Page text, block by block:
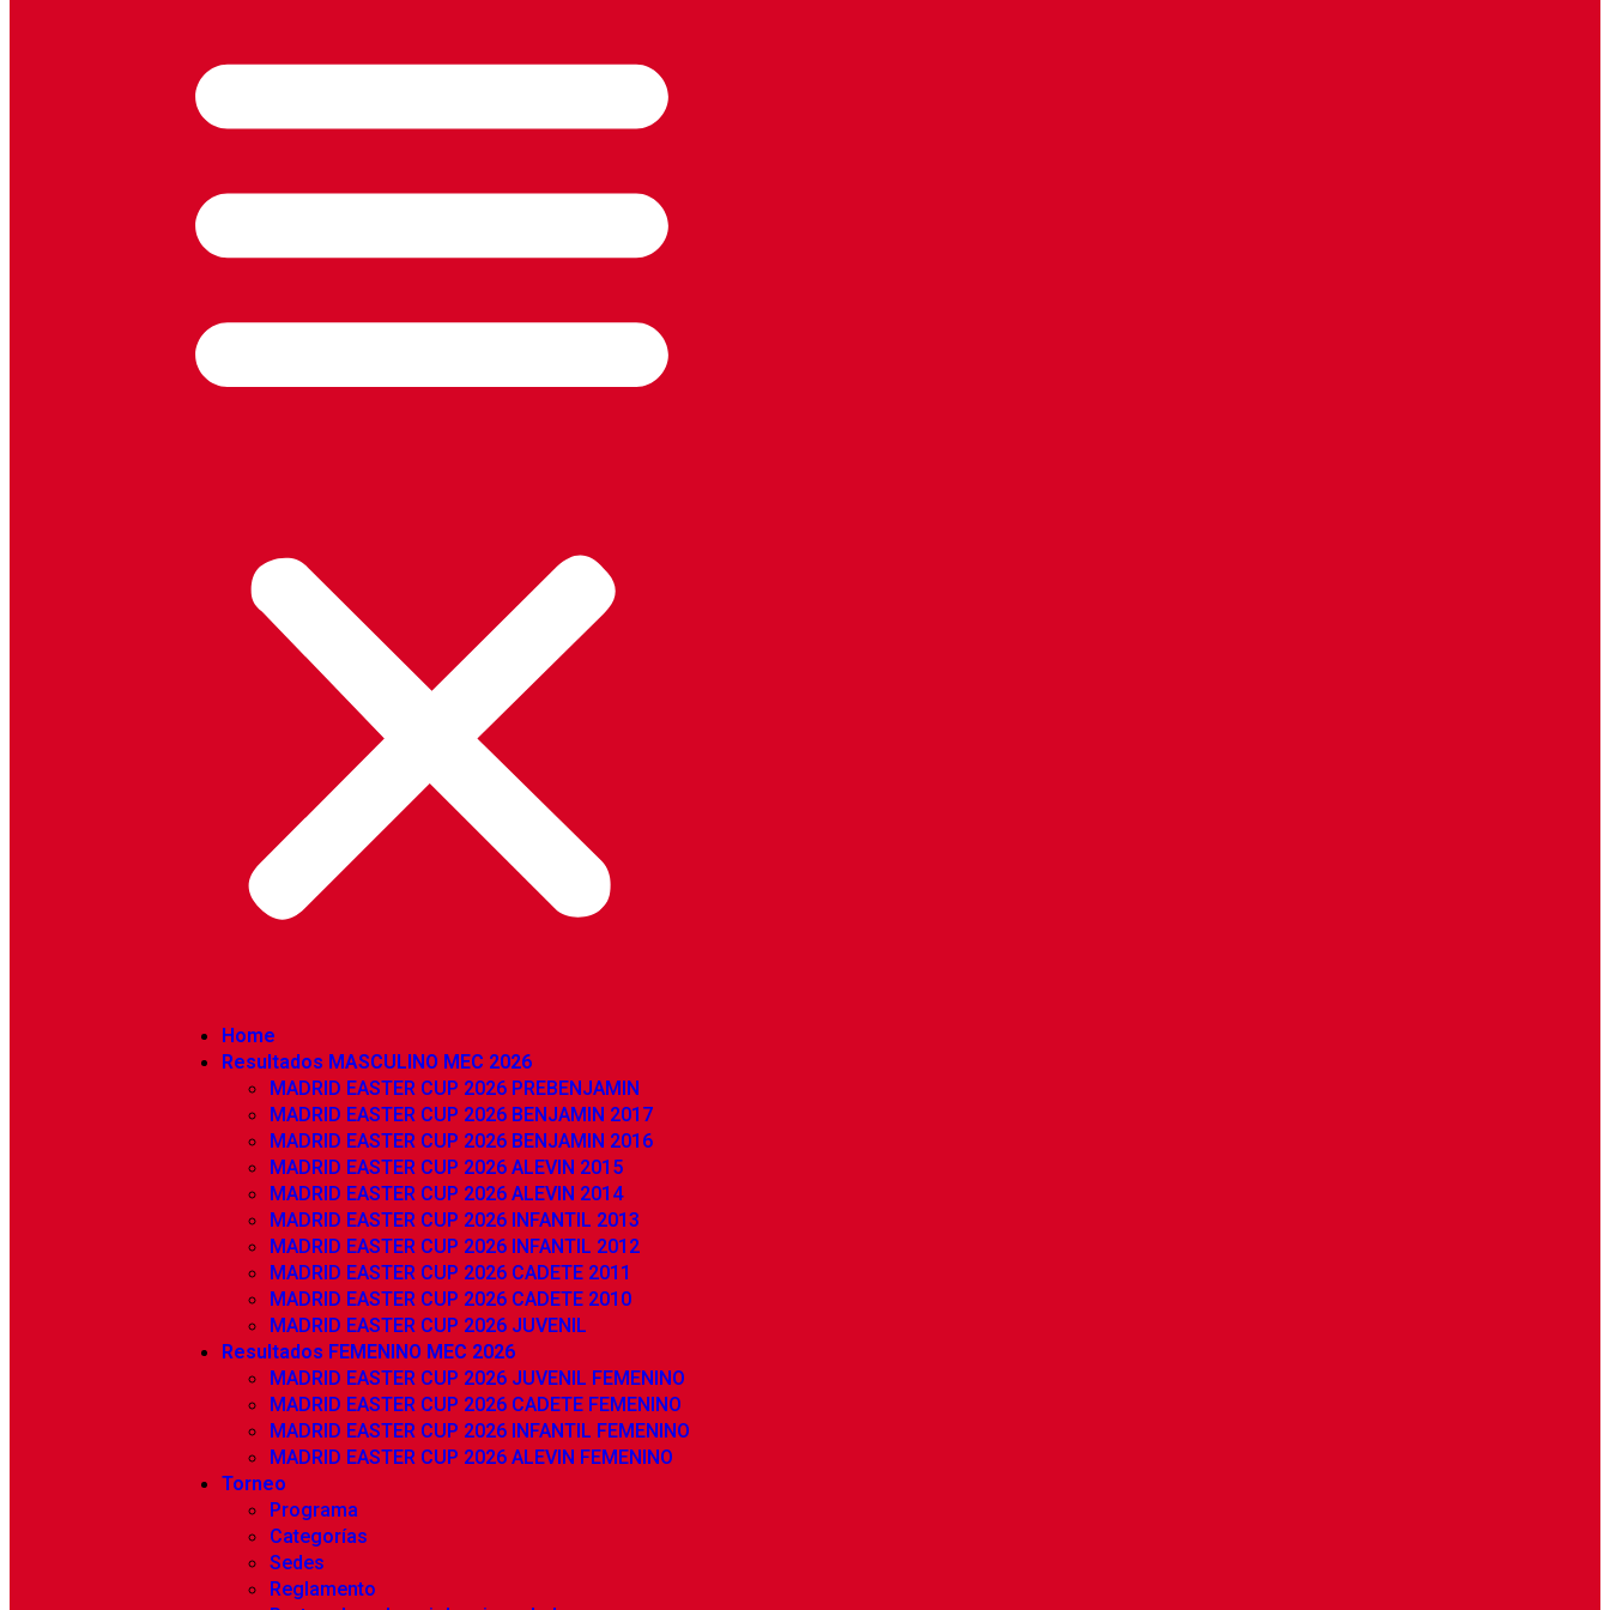
Home
Resultados MASCULINO MEC 2026
MADRID EASTER CUP 2026 PREBENJAMIN
MADRID EASTER CUP 2026 BENJAMIN 2017
MADRID EASTER CUP 2026 BENJAMIN 2016
MADRID EASTER CUP 2026 ALEVIN 2015
MADRID EASTER CUP 2026 ALEVIN 2014
MADRID EASTER CUP 2026 INFANTIL 2013
MADRID EASTER CUP 2026 INFANTIL 2012
MADRID EASTER CUP 2026 CADETE 2011
MADRID EASTER CUP 2026 CADETE 2010
MADRID EASTER CUP 2026 JUVENIL
Resultados FEMENINO MEC 2026
MADRID EASTER CUP 2026 JUVENIL FEMENINO
MADRID EASTER CUP 2026 CADETE FEMENINO
MADRID EASTER CUP 2026 INFANTIL FEMENINO
MADRID EASTER CUP 2026 ALEVIN FEMENINO
Torneo
Programa
Categorías
Sedes
Reglamento